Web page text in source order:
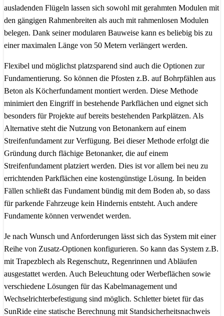
ausladenden Flügeln lassen sich sowohl mit gerahmten Modulen mit
den gängigen Rahmenbreiten als auch mit rahmenlosen Modulen
belegen. Dank seiner modularen Bauweise kann es beliebig bis zu
einer maximalen Länge von 50 Metern verlängert werden.
Flexibel und möglichst platzsparend sind auch die Optionen zur
Fundamentierung. So können die Pfosten z.B. auf Bohrpfählen aus
Beton als Köcherfundament montiert werden. Diese Methode
minimiert den Eingriff in bestehende Parkflächen und eignet sich
besonders für Projekte auf bereits bestehenden Parkplätzen. Als
Alternative steht die Nutzung von Betonankern auf einem
Streifenfundament zur Verfügung. Bei dieser Methode erfolgt die
Gründung durch flächige Betonanker, die auf einem
Streifenfundament platziert werden. Dies ist vor allem bei neu zu
errichtenden Parkflächen eine kostengünstige Lösung. In beiden
Fällen schließt das Fundament bündig mit dem Boden ab, so dass
für parkende Fahrzeuge kein Hindernis entsteht. Auch andere
Fundamente können verwendet werden.
Je nach Wunsch und Anforderungen lässt sich das System mit einer
Reihe von Zusatz-Optionen konfigurieren. So kann das System z.B.
mit Trapezblech als Regenschutz, Regenrinnen und Abläufen
ausgestattet werden. Auch Beleuchtung oder Werbeflächen sowie
verschiedene Lösungen für das Kabelmanagement und
Wechselrichterbefestigung sind möglich. Schletter bietet für das
SunRide eine statische Berechnung mit Standsicherheitsnachweis